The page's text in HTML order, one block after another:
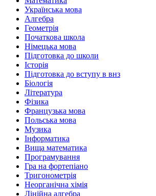
Українська мова
Алгебра
Геометрія
Початкова школа
Німецька мова
Підготовка до школи
Історія
Підготовка до вступу в внз
Біологія
Література
Фізика
Французька мова
Польська мова
Музика
Інформатика
Вища математика
Програмування
Гра на фортепіано
Тригонометрія
Неорганічна хімія
Лінійна алгебра